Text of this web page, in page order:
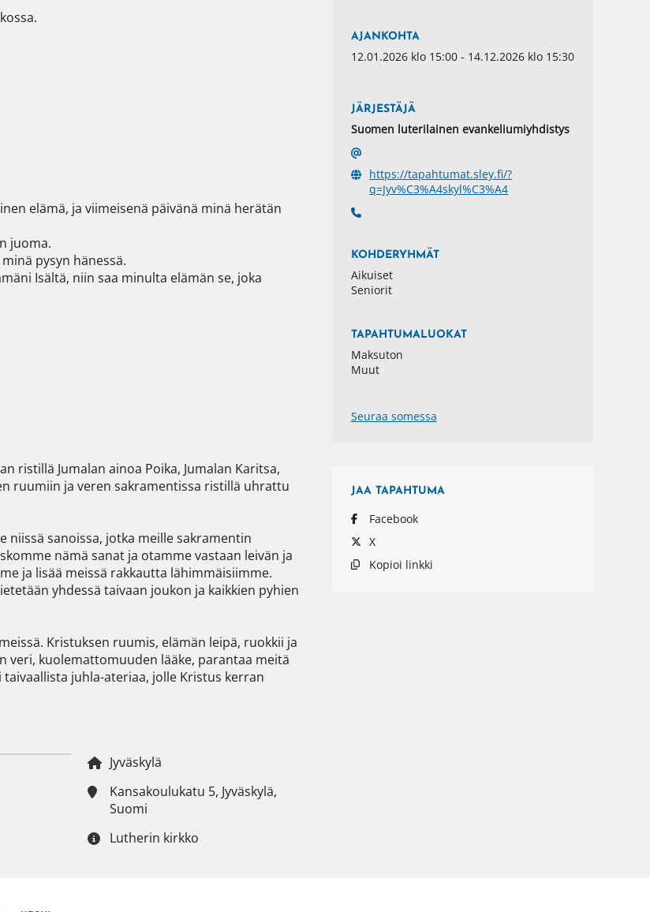
elämä, ja viimeisenä päivänä minä herätän
juoma.
pysyn hänessä.
Isältä, niin saa minulta elämän se, joka
ristillä Jumalan ainoa Poika, Jumalan Karitsa,
ruumiin ja veren sakramentissa ristillä uhrattu
niissä sanoissa, jotka meille sakramentin
nämä sanat ja otamme vastaan leivän ja
ja lisää meissä rakkautta lähimmäisiimme.
yhdessä taivaan joukon ja kaikkien pyhien
Kristuksen ruumis, elämän leipä, ruokkii ja
veri, kuolemattomuuden lääke, parantaa meitä
juhla-ateriaa, jolle Kristus kerran
AJANKOHTA
12.01.2026 klo 15:00 - 14.12.2026 klo 15:30
JÄRJESTÄJÄ
Suomen luterilainen evankeliumiyhdistys
https://tapahtumat.sley.fi/?
q=Jyv%C3%A4skyl%C3%A4
KOHDERYHMÄT
Aikuiset
Seniorit
TAPAHTUMALUOKAT
Maksuton
Muut
Seuraa somessa
JAA TAPAHTUMA
Facebook
X
Kopioi linkki
Jyväskylä
Kansakoulukatu 5, Jyväskylä,
Suomi
Lutherin kirkko